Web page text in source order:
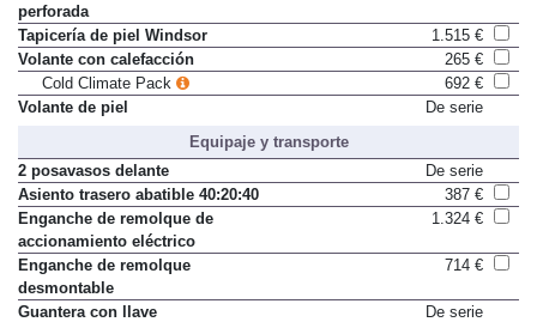
perforada
Tapicería de piel Windsor
1.515 €
Volante con calefacción
265 €
Cold Climate Pack
692 €
Volante de piel
De serie
Equipaje y transporte
2 posavasos delante
De serie
Asiento trasero abatible 40:20:40
387 €
Enganche de remolque de
accionamiento eléctrico
1.324 €
Enganche de remolque
desmontable
714 €
Guantera con llave
De serie